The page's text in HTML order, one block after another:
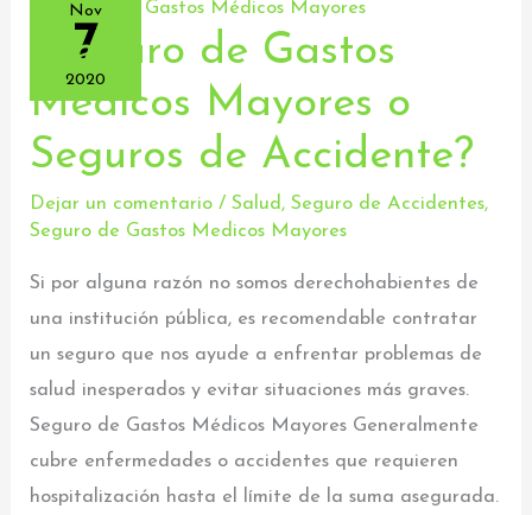
Nov
7
2020
¿Seguro de Gastos
Médicos Mayores o
Seguros de Accidente?
Dejar un comentario /Salud,Seguro de Accidentes,
Seguro de Gastos Medicos Mayores
Si por alguna razón no somos derechohabientes de
una institución pública, es recomendable contratar
un seguro que nos ayude a enfrentar problemas de
salud inesperados y evitar situaciones más graves.
Seguro de Gastos Médicos Mayores Generalmente
cubre enfermedades o accidentes que requieren
hospitalización hasta el límite de la suma asegurada.
¿Seguro
Gastos
Médicos
o
de
Accidente?